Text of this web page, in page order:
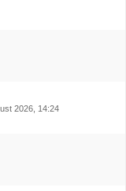
2026, 14:24